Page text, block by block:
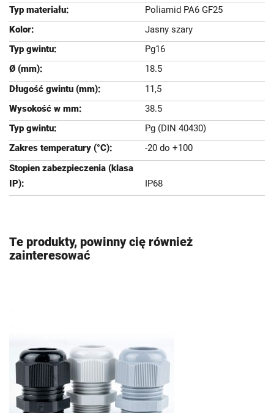
Poliamid PA6 GF25
Jasny szary
Pg16
18.5
11,5
38.5
Pg (DIN 40430)
-20 do +100
IP68
Te produkty, powinny cię również
zainteresować